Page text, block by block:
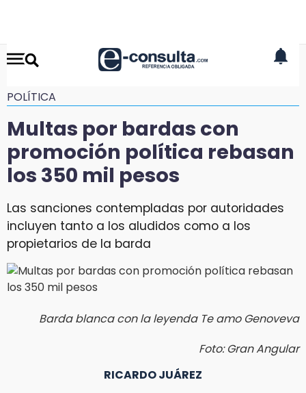
POLÍTICA
Multas por bardas con
promoción política rebasan
los 350 mil pesos
Las sanciones contempladas por autoridades
incluyen tanto a los aludidos como a los
propietarios de la barda
Barda blanca con la leyenda Te amo Genoveva
Foto: Gran Angular
RICARDO JUÁREZ